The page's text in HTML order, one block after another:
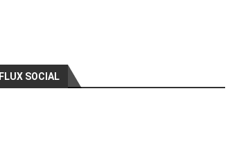
FLUX SOCIAL